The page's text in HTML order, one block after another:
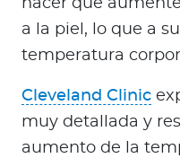
hacer que
a la piel, lo que a
temperatura
Cleveland Clinic
muy detallada y
aumento de la